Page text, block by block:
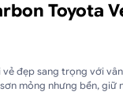
Toyota
đẹp sang trọng với
mỏng nhưng bền, giữ